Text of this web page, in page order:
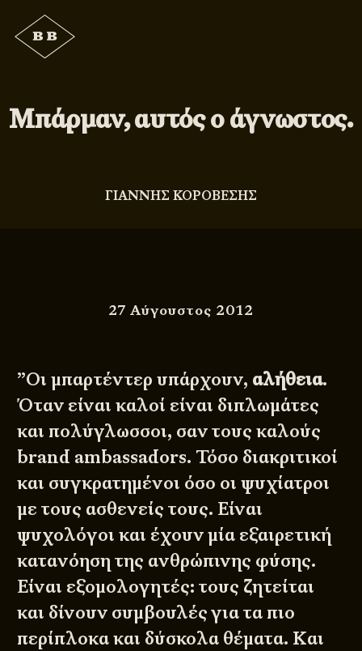
Μπάρμαν, αυτός ο άγνωστος.
ΓΙΑΝΝΗΣ ΚΟΡΟΒΕΣΗΣ
27 Αύγουστος 2012
”Οι μπαρτέντερ υπάρχουν, αλήθεια.
Όταν είναι καλοί είναι διπλωμάτες
και πολύγλωσσοι, σαν τους καλούς
brand ambassadors. Τόσο διακριτικοί
και συγκρατημένοι όσο οι ψυχίατροι
με τους ασθενείς τους. Είναι
ψυχολόγοι και έχουν μία εξαιρετική
κατανόηση της ανθρώπινης φύσης.
Είναι εξομολογητές: τους ζητείται
και δίνουν συμβουλές για τα πιο
περίπλοκα και δύσκολα θέματα. Και